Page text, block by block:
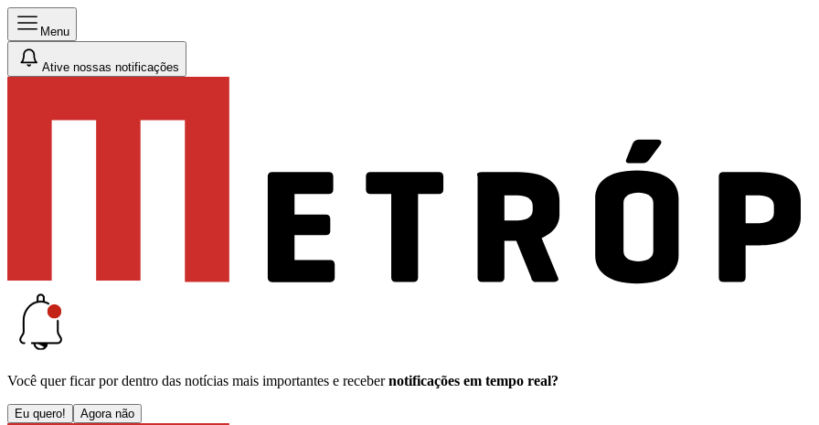
Menu
Ative nossas notificações
Você quer ficar por dentro das notícias mais importantes e receber notificações em tempo real?
Eu quero! Agora não